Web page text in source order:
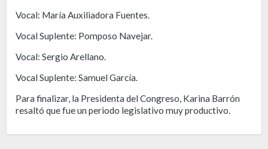
Vocal: María Auxiliadora Fuentes.
Vocal Suplente: Pomposo Navejar.
Vocal: Sergio Arellano.
Vocal Suplente: Samuel García.
Para finalizar, la Presidenta del Congreso, Karina Barrón
resaltó que fue un periodo legislativo muy productivo.